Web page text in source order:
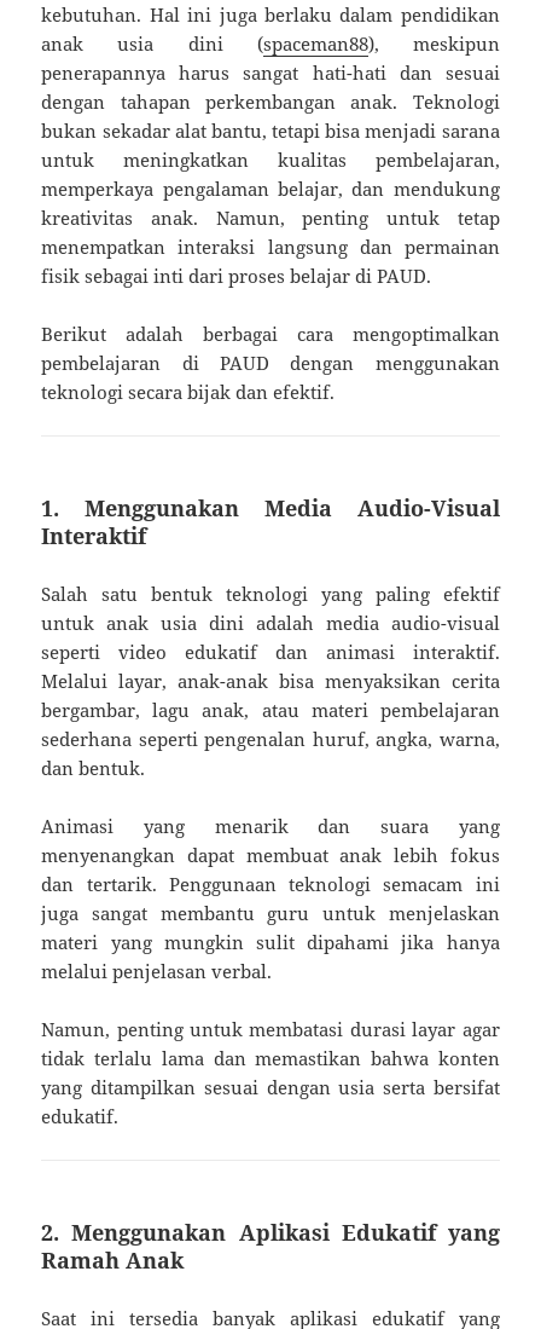
kebutuhan. Hal ini juga berlaku dalam pendidikan
anak usia dini (spaceman88), meskipun
penerapannya harus sangat hati-hati dan sesuai
dengan tahapan perkembangan anak. Teknologi
bukan sekadar alat bantu, tetapi bisa menjadi sarana
untuk meningkatkan kualitas pembelajaran,
memperkaya pengalaman belajar, dan mendukung
kreativitas anak. Namun, penting untuk tetap
menempatkan interaksi langsung dan permainan
fisik sebagai inti dari proses belajar di PAUD.
Berikut adalah berbagai cara mengoptimalkan
pembelajaran di PAUD dengan menggunakan
teknologi secara bijak dan efektif.
1. Menggunakan Media Audio-Visual
Interaktif
Salah satu bentuk teknologi yang paling efektif
untuk anak usia dini adalah media audio-visual
seperti video edukatif dan animasi interaktif.
Melalui layar, anak-anak bisa menyaksikan cerita
bergambar, lagu anak, atau materi pembelajaran
sederhana seperti pengenalan huruf, angka, warna,
dan bentuk.
Animasi yang menarik dan suara yang
menyenangkan dapat membuat anak lebih fokus
dan tertarik. Penggunaan teknologi semacam ini
juga sangat membantu guru untuk menjelaskan
materi yang mungkin sulit dipahami jika hanya
melalui penjelasan verbal.
Namun, penting untuk membatasi durasi layar agar
tidak terlalu lama dan memastikan bahwa konten
yang ditampilkan sesuai dengan usia serta bersifat
edukatif.
2. Menggunakan Aplikasi Edukatif yang
Ramah Anak
Saat ini tersedia banyak aplikasi edukatif yang